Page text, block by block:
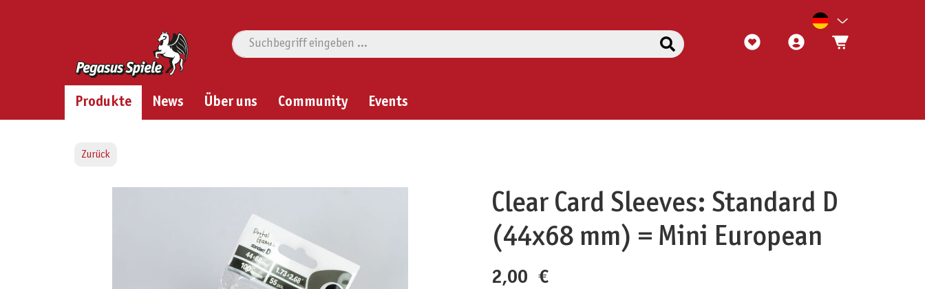
Produkte News Über uns Community Events
Zurück
Clear Card Sleeves: Standard D
(44x68 mm) = Mini European
2,00 €